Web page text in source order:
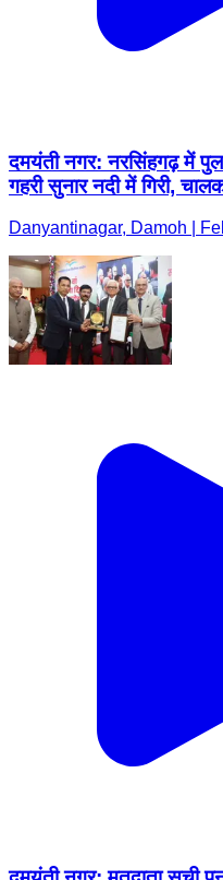
दमयंती नगर: नरसिंहगढ़ में
गहरी सुनार नदी में गिरी,
Danyantinagar, Damoh |